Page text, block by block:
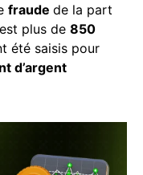
fraude de la part
plus de 850
été saisis pour
d’argent